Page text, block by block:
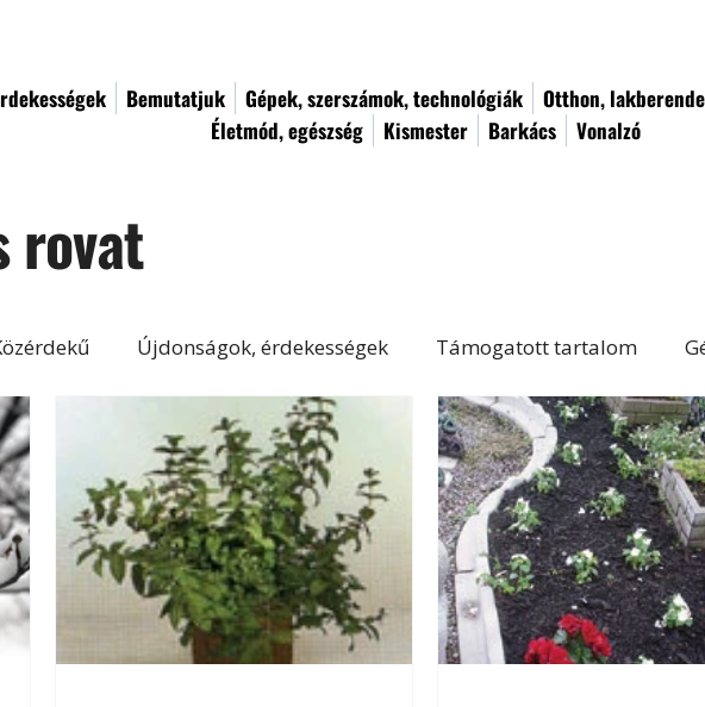
Bemutatjuk Gépek, szerszámok, technológiák Otthon,
Életmód, egészség
Kismester Barkács Vonalzó
rovat
Újdonságok, érdekességek Támogatott tartalom
Életmód, egészség Kert, növényápolás Női
Általános Információs oldal Oldtimer Kiadványok